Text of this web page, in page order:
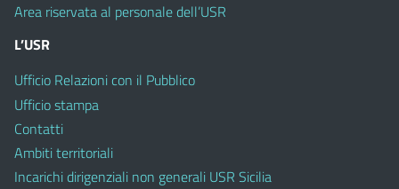
Area riservata al personale dell’USR
L’USR
Ufficio Relazioni con il Pubblico
Ufficio stampa
Contatti
Ambiti territoriali
Incarichi dirigenziali non generali USR Sicilia